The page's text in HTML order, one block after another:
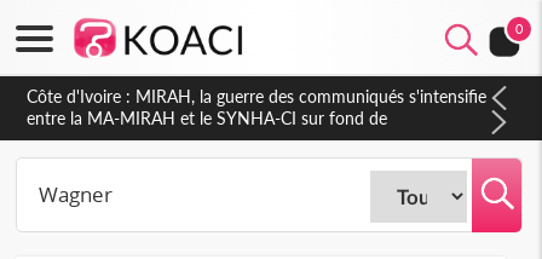
0
Côte d'Ivoire : Indépendance 2026, Thiam plaide pour un
environnement démocratique plus apaisé